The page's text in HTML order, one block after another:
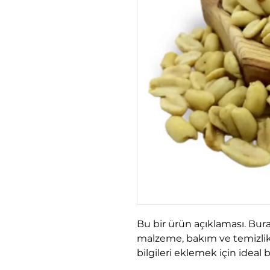
Bu bir ürün açıklaması.
malzeme, bakım ve
bilgileri eklemek için ideal